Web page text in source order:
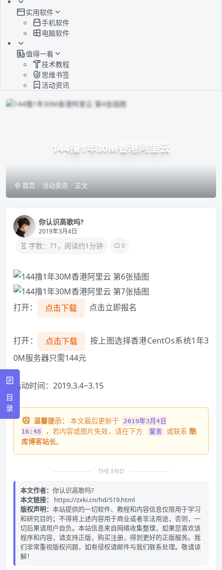
实用软件
手机软件
电脑软件
值得一看
技术教程
思维书签
活动资讯
144撸1年30M香港阿里云
首页 活动资讯 正文
你认识高歌吗?
2019年3月4日
字数：71，阅读约1分钟 0
打开： 点击下载 点击立即报名
打开： 点击下载
按上图选择香港CentOs系统1年3
0M服务器只需144元
活动时间：2019.3.4~3.15
温馨提示： 本文最后更新于 2019年3月4日
16:48
，若内容或图片失效，请在下方 留言 或联系 酷
库博客站长。
THE END
本文作者： 你认识高歌吗?
本文链接：
https://zxki.cn/hd/519.html
版权声明： 本站提供的一切软件、教程和内容信息仅限用于学习
和研究目的；不得将上述内容用于商业或者非法用途，否则，一
切后果请用户自负。本站信息来自网络收集整理，如果您喜欢该
程序和内容，请支持正版，购买注册，得到更好的正版服务。我
们非常重视版权问题，如有侵权请邮件与我们联系处理。敬请谅
解！
目
录